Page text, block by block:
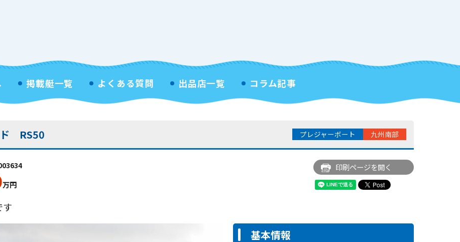
掲載艇一覧 よくある質問 出品店一覧 コラム記事
ド RS50 プレジャーボート 九州南部
万円
印刷ページを開く
す
基本情報